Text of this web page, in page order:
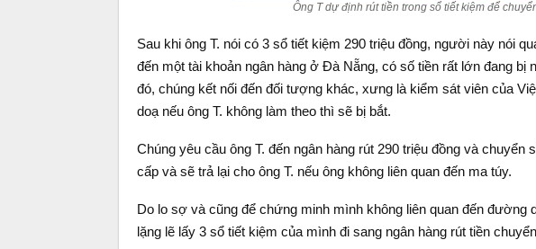
Ông T dự định rút tiền trong sổ tiết kiệm để
Sau khi ông T. nói có 3 sổ tiết kiệm 290 triệu đồng, người này nói
đến một tài khoản ngân hàng ở Đà Nẵng, có số tiền rất lớn đang bị
đó, chúng kết nối đến đối tượng khác, xưng là kiểm sát viên của
doạ nếu ông T. không làm theo thì sẽ bị bắt.
Chúng yêu cầu ông T. đến ngân hàng rút 290 triệu đồng và chuyển
cấp và sẽ trả lại cho ông T. nếu ông không liên quan đến ma túy.
Do lo sợ và cũng để chứng minh mình không liên quan đến đường
lặng lẽ lấy 3 sổ tiết kiệm của mình đi sang ngân hàng rút tiền